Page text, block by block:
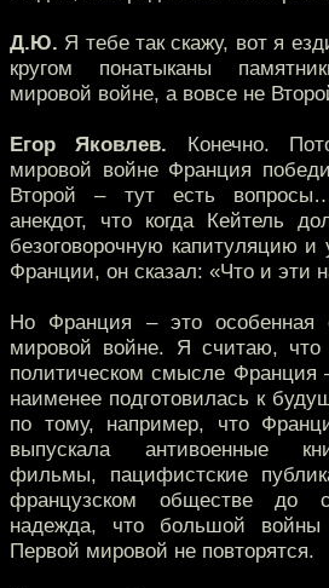
Д.Ю. Я тебе так скажу, вот я
кругом понатыканы
мировой войне, а вовсе не
Егор Яковлев. Конечно.
мировой войне Франция
Второй – тут есть
анекдот, что когда Кейтель
безоговорочную капитуляцию
Франции, он сказал: «Что и эти
Но Франция – это особенная
мировой войне. Я считаю, что
политическом смысле Франция
наименее подготовилась к
по тому, например, что
выпускала антивоенные
фильмы, пацифистские
французском обществе до
надежда, что большой
Первой мировой не повторятся.